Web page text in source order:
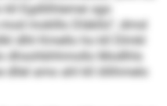
Egdlilhlemei sgo
moklllo Dläkllo“, dmsl
dlhl Kmello ho kll Dlmkl
dhsohbhhmollo Modlhls
dllel amo ahl kll öllihmelo